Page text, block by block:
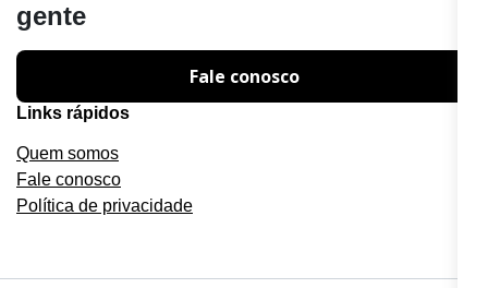
gente
Fale conosco
Links rápidos
Quem somos
Fale conosco
Política de privacidade